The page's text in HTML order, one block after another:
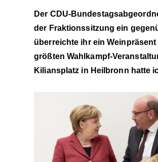
Der CDU-
der Fraktionssitzung ein
überreichte ihr ein
größten Wahlkampf-
Kiliansplatz in Heilbronn hatte